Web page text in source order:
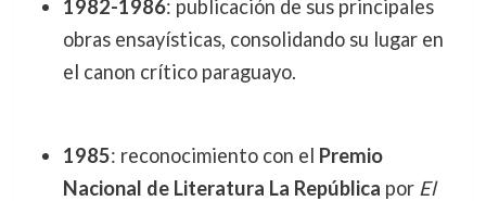
1982-1986: publicación de sus principales
obras ensayísticas, consolidando su lugar en
el canon crítico paraguayo.
1985: reconocimiento con el Premio
Nacional de Literatura La República por El